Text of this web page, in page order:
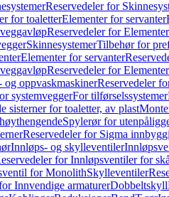
Reservedeler for
for toaletterElementer for servanter
Reservedeler for
SkinnesystemerTilbehør for
Elementer for servanter
Reservedeler for
og oppvaskmaskinerReservedeler
systemveggerFor tilførselssystemer
sisterner for toaletter, av plast
Spylerør for
Reservedeler for Sigma
Innløps- og skylleventiler
for Innløpsventiler for
for MonolithSkylleventiler
Innvendige armaturerDobbeltskyll